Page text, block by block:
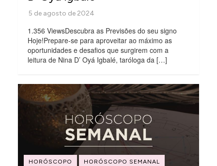
1.356 ViewsDescubra as Previsões do seu signo
Hoje!Prepare-se para aproveitar ao máximo as
oportunidades e desafios que surgirem com a
leitura de Nina D’ Oyá Igbalé, taróloga da […]
HORÓSCOPO HORÓSCOPO SEMANAL